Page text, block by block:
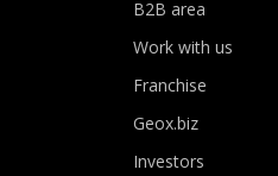
B2B area
Work with us
Franchise
Geox.biz
Investors